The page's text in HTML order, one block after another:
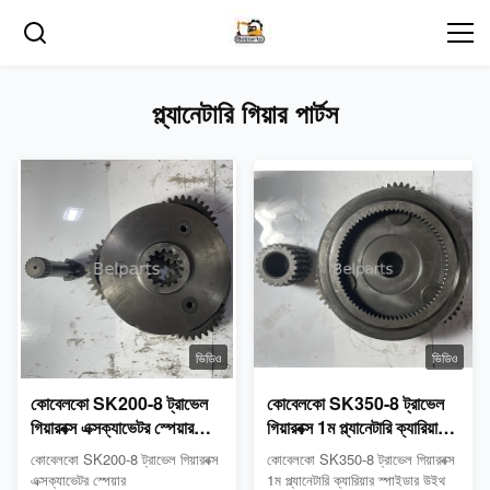
প্ল্যানেটারি গিয়ার পার্টস
ভিডিও
কোবেলকো SK200-8 ট্রাভেল
গিয়ারবক্স এক্সক্যাভেটর স্পেয়ার
YN53D00004S006
YN53D00004S009 এর
কোবেলকো SK200-8 ট্রাভেল গিয়ারবক্স
এক্সক্যাভেটর স্পেয়ার
ভিডিও
কোবেলকো SK350-8 ট্রাভেল
গিয়ারবক্স 1ম প্ল্যানেটারি ক্যারিয়ার
স্পাইডার উইথ সান গিয়ার
এক্সক্যাভেটর স্পেয়ার
কোবেলকো SK350-8 ট্রাভেল গিয়ারবক্স
1ম প্ল্যানেটারি ক্যারিয়ার স্পাইডার উইথ